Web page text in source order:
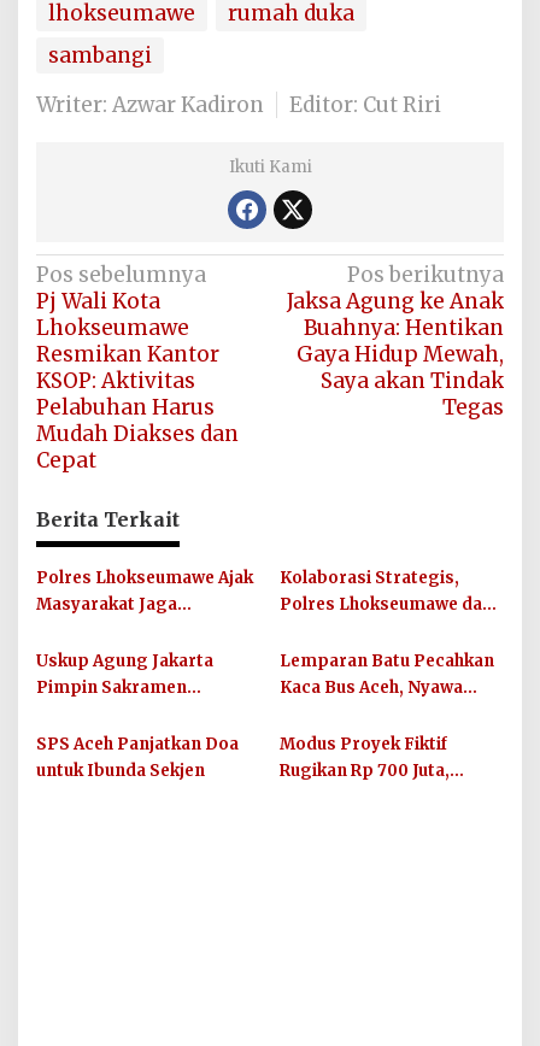
lhokseumawe
rumah duka
sambangi
Writer: Azwar Kadiron
Editor: Cut Riri
Ikuti Kami
Navigasi
pos
Pos sebelumnya
Pj Wali Kota
Lhokseumawe
Resmikan Kantor
KSOP: Aktivitas
Pelabuhan Harus
Mudah Diakses dan
Cepat
Pos berikutnya
Jaksa Agung ke Anak
Buahnya: Hentikan
Gaya Hidup Mewah,
Saya akan Tindak
Tegas
Berita Terkait
Polres Lhokseumawe Ajak
Masyarakat Jaga
Sportivitas Jelang Piala
Dunia 2026
Kolaborasi Strategis,
Polres Lhokseumawe dan
Layanan Publik
Berkualitas
Uskup Agung Jakarta
Pimpin Sakramen
Raditya dan Klara Fidelia
Lemparan Batu Pecahkan
Kaca Bus Aceh, Nyawa
Terancam
SPS Aceh Panjatkan Doa
untuk Ibunda Sekjen
Modus Proyek Fiktif
Rugikan Rp 700 Juta,